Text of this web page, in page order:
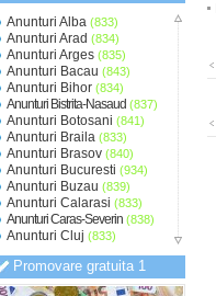
Anunturi Alba (833)
Anunturi Arad (834)
Anunturi Arges (835)
Anunturi Bacau (843)
Anunturi Bihor (834)
Anunturi Bistrita-Nasaud (837)
Anunturi Botosani (841)
Anunturi Braila (833)
Anunturi Brasov (840)
Anunturi Bucuresti (934)
Anunturi Buzau (839)
Anunturi Calarasi (833)
Anunturi Caras-Severin (838)
Anunturi Cluj (833)
Anunturi Constanta
Anunturi Covasna(830)
Anunturi Dambovita(833)
Promovare gratuita 1